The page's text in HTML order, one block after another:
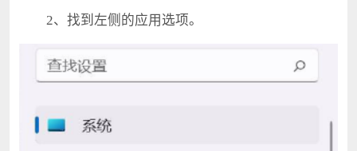
2、找到左侧的应用选项。